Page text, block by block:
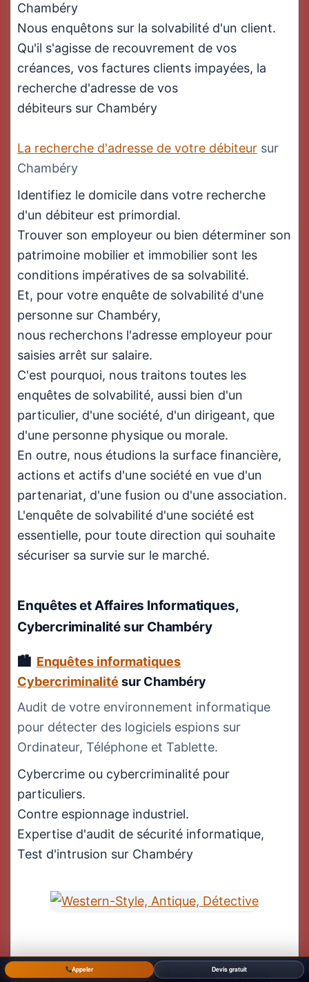
Chambéry
Nous enquêtons sur la solvabilité d'un client.
Qu'il s'agisse de recouvrement de vos
créances, vos factures clients impayées, la
recherche d'adresse de vos
débiteurs sur Chambéry
La recherche d'adresse de votre débiteur sur
Chambéry
Identifiez le domicile dans votre recherche
d'un débiteur est primordial.
Trouver son employeur ou bien déterminer son
patrimoine mobilier et immobilier sont les
conditions impératives de sa solvabilité.
Et, pour votre enquête de solvabilité d'une
personne sur Chambéry,
nous recherchons l'adresse employeur pour
saisies arrêt sur salaire.
C'est pourquoi, nous traitons toutes les
enquêtes de solvabilité, aussi bien d'un
particulier, d'une société, d'un dirigeant, que
d'une personne physique ou morale.
En outre, nous étudions la surface financière,
actions et actifs d'une société en vue d'un
partenariat, d'une fusion ou d'une association.
L'enquête de solvabilité d'une société est
essentielle, pour toute direction qui souhaite
sécuriser sa survie sur le marché.
Enquêtes et Affaires Informatiques,
Cybercriminalitésur Chambéry
Enquêtes informatiques
Cybercriminalité sur Chambéry
Audit de votre environnement informatique
pour détecter des logiciels espions sur
Ordinateur, Téléphone et Tablette.
Cybercrime ou cybercriminalité pour
particuliers.
Contre espionnage industriel.
Expertise d'audit de sécurité informatique,
Test d'intrusion sur Chambéry
Nos services d'enquêteur privé pour
Appeler Devis gratuit